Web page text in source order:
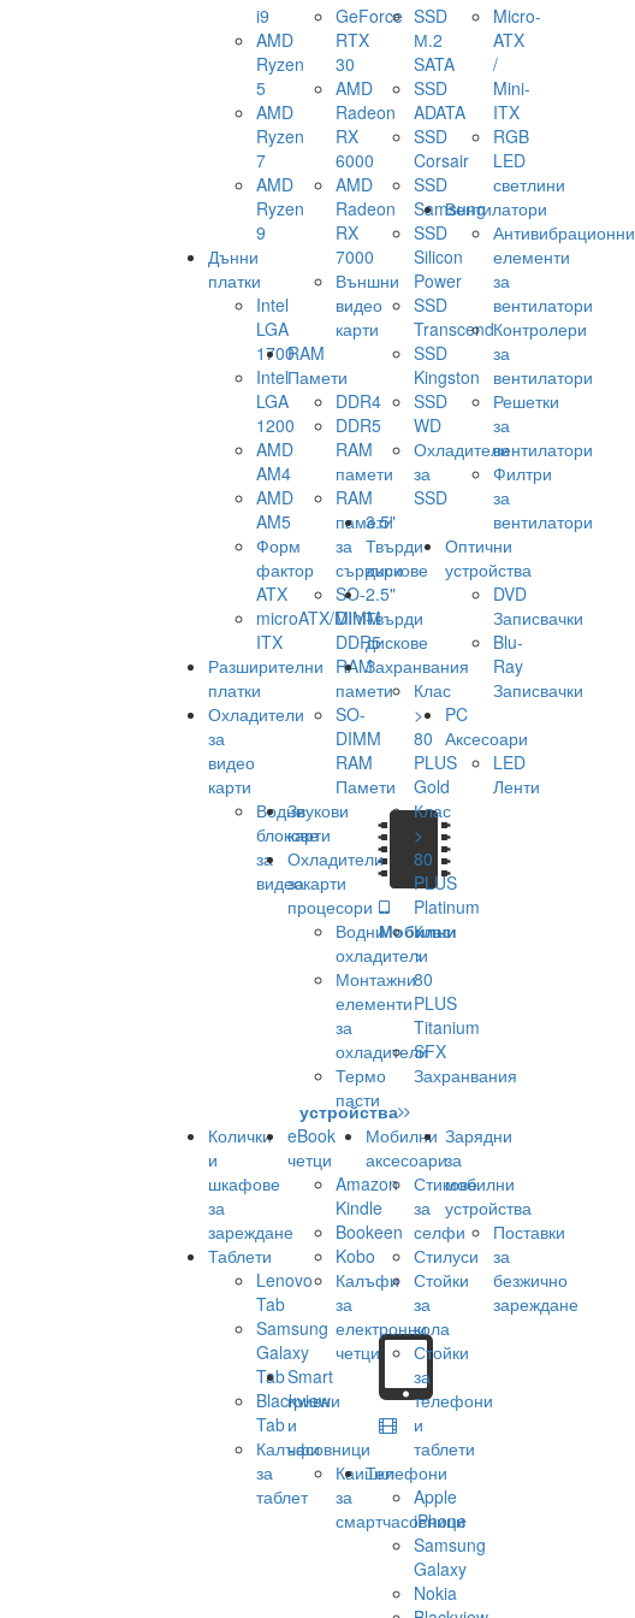
i9
AMD
Ryzen
5
AMD
Ryzen
7
AMD
Ryzen
9
Дънни
платки
Intel
LGA
1700
Intel
LGA
1200
AMD
AM4
AMD
AM5
Форм
фактор
ATX
microATX/Mini-
ITX
Разширителни
платки
Охладители
за
видео
карти
Водни
блокове
за
видеокарти
GeForce
RTX
30
AMD
Radeon
RX
6000
AMD
Radeon
RX
7000
Външни
видео
карти
RAM
Памети
DDR4
DDR5
RAM
памети
RAM
памети
за
сървъри
SO-
DIMM
DDR5
RAM
памети
SO-
DIMM
RAM
Памети
Звукови
карти
Охладители
за
процесори
Водни
охладители
Монтажни
елементи
за
охладители
Термо
пасти
SSD
М.2
SATA
SSD
ADATA
SSD
Corsair
SSD
Samsung
SSD
Silicon
Power
SSD
Transcend
SSD
Kingston
SSD
WD
Охладители
за
SSD
3.5"
Твърди
дискове
2.5"
Твърди
дискове
Захранвания
Клас
>
80
PLUS
Gold
Клас
>
80
PLUS
Platinum
Клас
>
80
PLUS
Titanium
SFX
Захранвания
Micro-
ATX
/
Mini-
ITX
RGB
LED
светлини
Вентилатори
Антивибрационни
елементи
за
вентилатори
Контролери
за
вентилатори
Решетки
за
вентилатори
Филтри
за
вентилатори
Оптични
устройства
DVD
Записвачки
Blu-
Ray
Записвачки
PC
Аксесоари
LED
Ленти
Мобилни
устройства
Колички
и
шкафове
за
зареждане
Таблети
Lenovo
Tab
Samsung
Galaxy
Tab
Blackview
Tab
Калъфи
за
таблет
eBook
четци
Amazon
Kindle
Bookeen
Kobo
Калъфи
за
електронни
четци
Smart
гривни
и
часовници
Каишки
за
смартчасовници
Мобилни
аксесоари
Стикове
за
селфи
Стилуси
Стойки
за
кола
Стойки
за
телефони
и
таблети
Телефони
Apple
iPhone
Samsung
Galaxy
Nokia
Зарядни
за
мобилни
устройства
Поставки
за
безжично
зареждане